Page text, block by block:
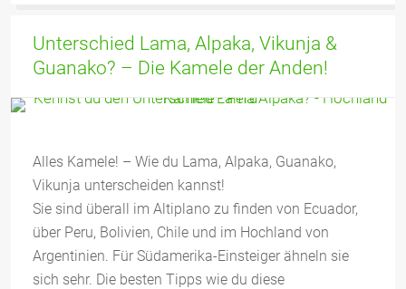
Unterschied Lama, Alpaka, Vikunja &
Guanako? – Die Kamele der Anden!
Alles Kamele! – Wie du Lama, Alpaka, Guanako,
Vikunja unterscheiden kannst!
Sie sind überall im Altiplano zu finden von Ecuador,
über Peru, Bolivien, Chile und im Hochland von
Argentinien. Für Südamerika-Einsteiger ähneln sie
sich sehr. Die besten Tipps wie du diese